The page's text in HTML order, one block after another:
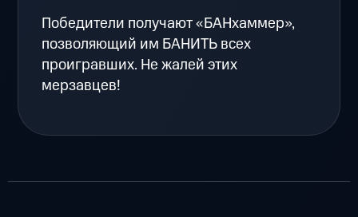
Победители получают «БАНхаммер»,
позволяющий им БАНИТЬ всех
проигравших. Не жалей этих
мерзавцев!